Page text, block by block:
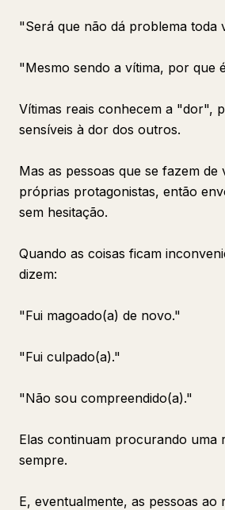
"Será que não dá problema toda
"Mesmo sendo a vítima, por que
Vítimas reais conhecem a "dor",
sensíveis à dor dos outros.
Mas as pessoas que se fazem de
próprias protagonistas, então
sem hesitação.
Quando as coisas ficam
dizem:
"Fui magoado(a) de novo."
"Fui culpado(a)."
"Não sou compreendido(a)."
Elas continuam procurando uma
sempre.
E, eventualmente, as pessoas ao